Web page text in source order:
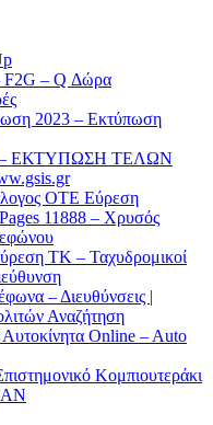
F2G – Q Δώρα
2023 – Εκτύπωση
– ΕΚΤΥΠΩΣΗ ΤΕΛΩΝ
ΟΤΕ Εύρεση
11888 – Χρυσός
ΤΚ – Ταχυδρομικοί
– Διευθύνσεις |
Αναζήτηση
Online – Auto
Κομπιουτεράκι